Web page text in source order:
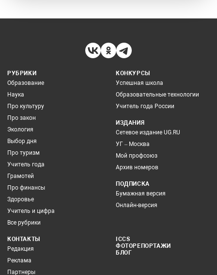
РУБРИКИ
Образование
Наука
Про культуру
Про закон
Экология
Выбор дня
Про туризм
Учитель года
Грамотей
Про финансы
Здоровье
Учитель и цифра
Все рубрики
КОНКУРСЫ
Успешная школа
Образовательные технологии
Учитель года России
ИЗДАНИЯ
Сетевое издание UG.RU
УГ – Москва
Мой профсоюз
Архив номеров
ПОДПИСКА
Бумажная версия
Онлайн-версия
КОНТАКТЫ
Редакция
Реклама
Партнеры
ICCS
ФОТОРЕПОРТАЖИ
БЛОГ